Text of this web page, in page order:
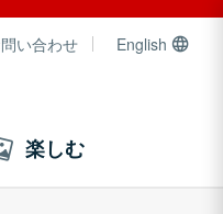
い合わせ English
楽しむ